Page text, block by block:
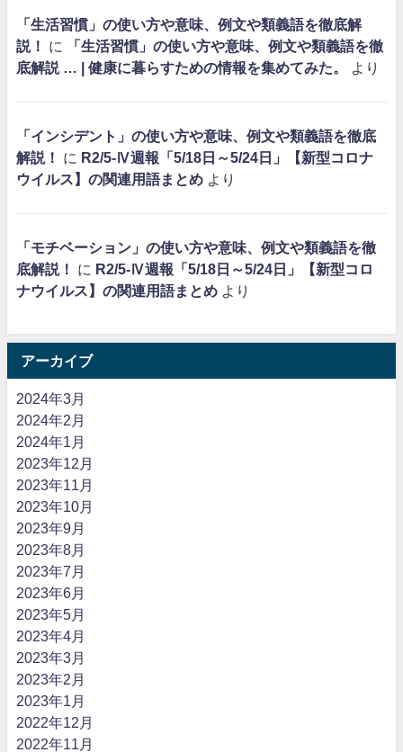
「生活習慣」の使い方や意味、例文や類義語を徹底解
説！
に
「生活習慣」の使い方や意味、例文や類義語を徹
底解説 … | 健康に暮らすための情報を集めてみた。
より
「インシデント」の使い方や意味、例文や類義語を徹底
解説！
に R2/5-Ⅳ週報「5/18日～5/24日」【新型コロナ
ウイルス】の関連用語まとめ より
「モチベーション」の使い方や意味、例文や類義語を徹
底解説！
に R2/5-Ⅳ週報「5/18日～5/24日」【新型コロ
ナウイルス】の関連用語まとめ より
アーカイブ
2024年3月
2024年2月
2024年1月
2023年12月
2023年11月
2023年10月
2023年9月
2023年8月
2023年7月
2023年6月
2023年5月
2023年4月
2023年3月
2023年2月
2023年1月
2022年12月
2022年11月